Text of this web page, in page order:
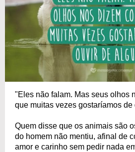
"Eles não falam. Mas seus olhos
que muitas vezes gostaríamos
Quem disse que os animais são
do homem não mentiu, afinal de
amor e carinho sem pedir nada